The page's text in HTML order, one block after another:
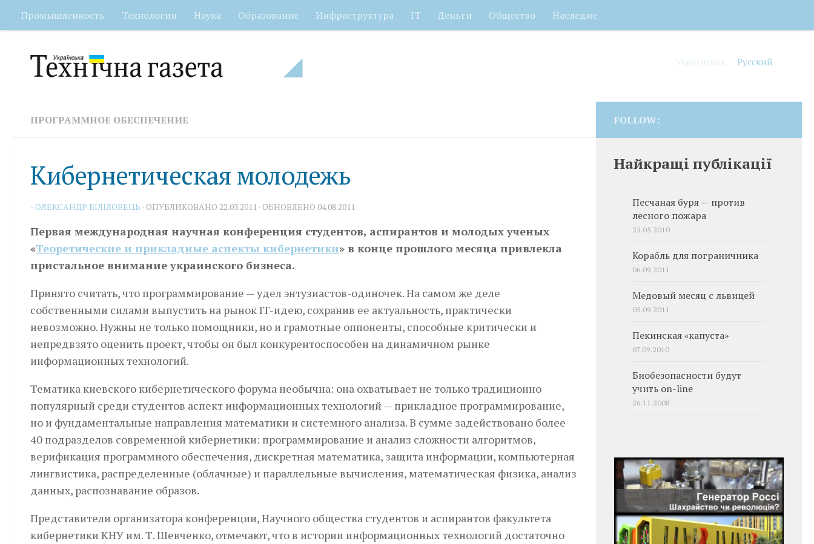
Перейти к содержимому
Промышленность Технологии Наука Образование Инфраструктура IT Деньги Общество Наследие
Українська Русский
ПРОГРАММНОЕ ОБЕСПЕЧЕНИЕ
Кибернетическая молодежь
- ОЛЕКСАНДР БІЛІЛОВЕЦЬ · ОПУБЛИКОВАНО 22.03.2011 · ОБНОВЛЕНО 04.08.2011
Первая международная научная конференция студентов, аспирантов и молодых ученых
«Теоретические и прикладные аспекты кибернетики» в конце прошлого месяца привлекла
пристальное внимание украинского бизнеса.
Принято считать, что программирование — удел энтузиастов-одиночек. На самом же деле
собственными силами выпустить на рынок IT-идею, сохранив ее актуальность, практически
невозможно. Нужны не только помощники, но и грамотные оппоненты, способные критически и
непредвзято оценить проект, чтобы он был конкурентоспособен на динамичном рынке
информационных технологий.
Тематика киевского кибернетического форума необычна: она охватывает не только традиционно
популярный среди студентов аспект информационных технологий — прикладное программирование,
но и фундаментальные направления математики и системного анализа. В сумме задействовано более
40 подразделов современной кибернетики: программирование и анализ сложности алгоритмов,
верификация программного обеспечения, дискретная математика, защита информации, компьютерная
лингвистика, распределенные (облачные) и параллельные вычисления, математическая физика, анализ
данных, распознавание образов.
Представители организатора конференции, Научного общества студентов и аспирантов факультета
кибернетики КНУ им. Т. Шевченко, отмечают, что в истории информационных технологий достаточно
FOLLOW:
Найкращі публікації
Песчаная буря — против
лесного пожара
25.05.2010
Корабль для пограничника
06.09.2011
Медовый месяц с львицей
05.09.2011
Пекинская «капуста»
07.09.2010
Биобезопасности будут
учить on-line
26.11.2008